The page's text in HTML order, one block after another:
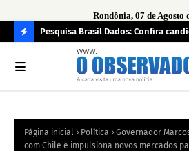
Rondônia, 07 de Agosto
O
R
Pesquisa Brasil Dados: Confira
pelo eleitorado de Rondônia para
Página inicial Política
Governador
com Chile e impulsiona novos mercados